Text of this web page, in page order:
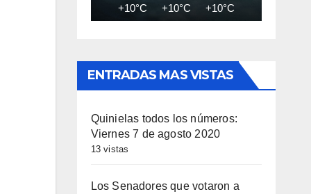
+10°C +10°C +10°C
ENTRADAS MAS VISTAS
Quinielas todos los números:
Viernes 7 de agosto 2020
13 vistas
Los Senadores que votaron a